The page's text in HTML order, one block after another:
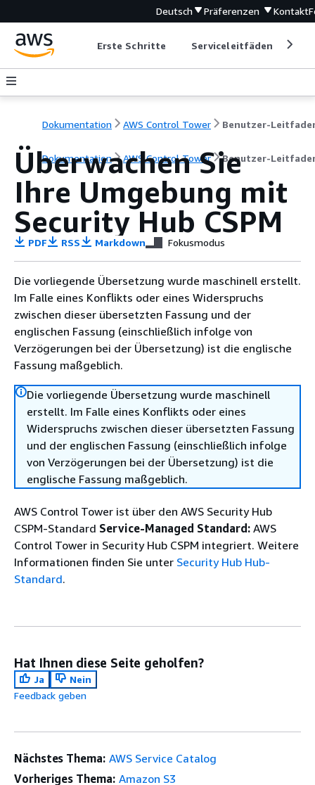
Deutsch Präferenzen Kontakt
Erste Schritte Serviceleitfäden
Dokumentation AWS Control Tower Benutzer-
Dokumentation AWS Control Tower Benutzer-
Überwachen Sie
Ihre Umgebung mit
Security Hub CSPM
PDF RSS Markdown Fokusmodus
Die vorliegende Übersetzung wurde maschinell erstellt.
Im Falle eines Konflikts oder eines Widerspruchs
zwischen dieser übersetzten Fassung und der
englischen Fassung (einschließlich infolge von
Verzögerungen bei der Übersetzung) ist die englische
Fassung maßgeblich.
Die vorliegende Übersetzung wurde maschinell
erstellt. Im Falle eines Konflikts oder eines
Widerspruchs zwischen dieser übersetzten Fassung
und der englischen Fassung (einschließlich infolge
von Verzögerungen bei der Übersetzung) ist die
englische Fassung maßgeblich.
AWS Control Tower ist über den AWS Security Hub
CSPM-Standard Service-Managed Standard: AWS
Control Tower in Security Hub CSPM integriert. Weitere
Informationen finden Sie unter Security Hub Hub-
Standard.
Hat Ihnen diese Seite geholfen?
Ja
Nein
Feedback geben
Nächstes Thema: AWS Service Catalog
Vorheriges Thema: Amazon S3